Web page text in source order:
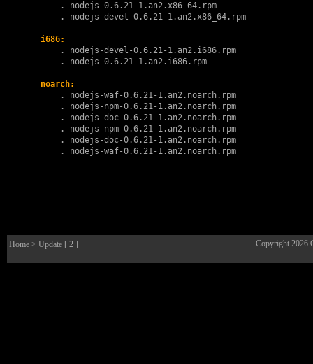
        .
nodejs-0.6.21-1.an2.x86_64.rpm
        .
nodejs-devel-0.6.21-1.an2.x86_64.rpm
i686:
        .
nodejs-devel-0.6.21-1.an2.i686.rpm
        .
nodejs-0.6.21-1.an2.i686.rpm
noarch:
        .
nodejs-waf-0.6.21-1.an2.noarch.rpm
        .
nodejs-npm-0.6.21-1.an2.noarch.rpm
        .
nodejs-doc-0.6.21-1.an2.noarch.rpm
        .
nodejs-npm-0.6.21-1.an2.noarch.rpm
        .
nodejs-doc-0.6.21-1.an2.noarch.rpm
        .
nodejs-waf-0.6.21-1.an2.noarch.rpm
Home > Update [ 2 ] Copyright 2026